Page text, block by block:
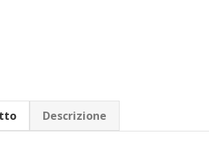
Descrizione